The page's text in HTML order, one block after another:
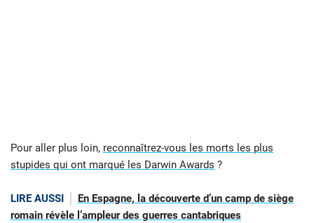
Pour aller plus loin, reconnaîtrez-vous les morts les plus
stupides qui ont marqué les Darwin Awards ?
LIRE AUSSI
En Espagne, la découverte d’un camp de siège
romain révèle l’ampleur des guerres cantabriques